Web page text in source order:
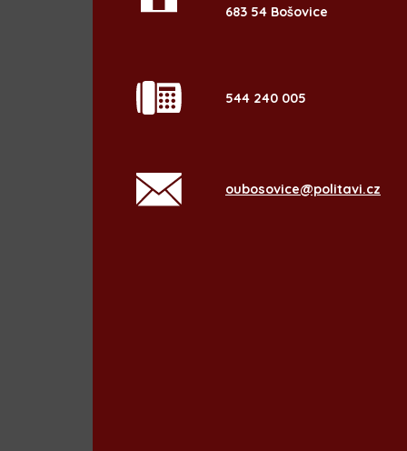
683 54 Bošovice
544 240 005
oubosovice@politavi.cz